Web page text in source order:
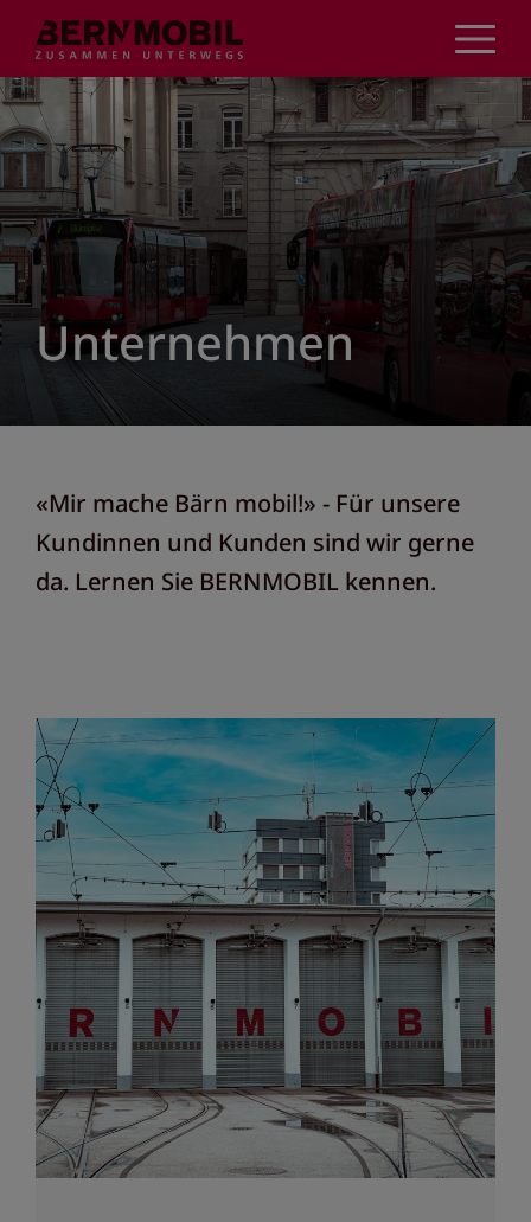
Inhalt
Unternehmen
«Mir mache Bärn mobil!» - Für unsere
Kundinnen und Kunden sind wir gerne
da. Lernen Sie BERNMOBIL kennen.